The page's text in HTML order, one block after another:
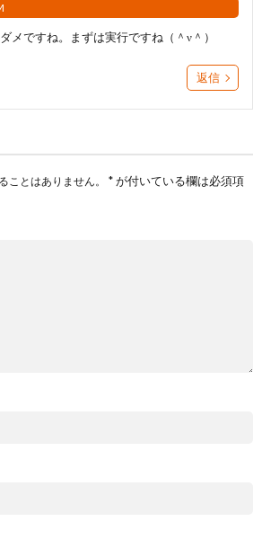
メですね。まずは実行ですね（＾ν＾）
返信
ことはありません。 *が付いている欄は必須項